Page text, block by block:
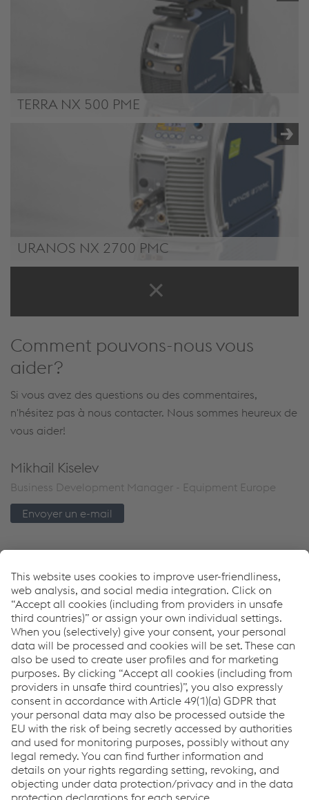
TERRA NX 500 PME
URANOS NX 2700 PMC
Comment pouvons-nous vous
aider?
Si vous avez des questions ou des commentaires,
n'hésitez pas à nous contacter. Nous sommes heureux de
vous aider!
Mikhail Kiselev
Business Development Manager - Equipment Europe
Envoyer un e-mail
Équipement de soudage
Download Center
Programme de garantie de 5 ans de Böhler Welding
Recherche de distributeurs
Onduleurs pour le soudage à l'arcPDF | 4,95 MB
Links
Soutien et service